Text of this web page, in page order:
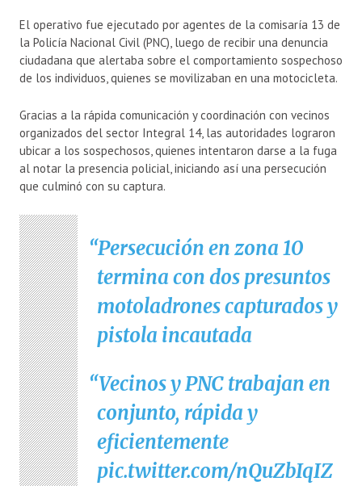
El operativo fue ejecutado por agentes de la comisaría 13 de
la Policía Nacional Civil (PNC), luego de recibir una denuncia
ciudadana que alertaba sobre el comportamiento sospechoso
de los individuos, quienes se movilizaban en una motocicleta.
Gracias a la rápida comunicación y coordinación con vecinos
organizados del sector Integral 14, las autoridades lograron
ubicar a los sospechosos, quienes intentaron darse a la fuga
al notar la presencia policial, iniciando así una persecución
que culminó con su captura.
Persecución en zona 10
termina con dos presuntos
motoladrones capturados y
pistola incautada
Vecinos y PNC trabajan en
conjunto, rápida y
eficientemente
pic.twitter.com/nQuZbIqIZ